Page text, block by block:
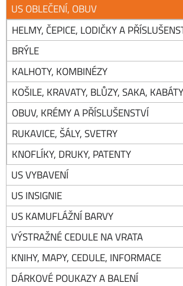
US OBLEČENÍ, OBUV
HELMY, ČEPICE, LODIČKY A
BRÝLE
KALHOTY, KOMBINÉZY
KOŠILE, KRAVATY, BLŮZY, SAKA,
OBUV, KRÉMY A PŘÍSLUŠENSTVÍ
RUKAVICE, ŠÁLY, SVETRY
KNOFLÍKY, DRUKY, PATENTY
US VYBAVENÍ
US INSIGNIE
US KAMUFLÁŽNÍ BARVY
VÝSTRAŽNÉ CEDULE NA VRATA
KNIHY, MAPY, CEDULE, INFORMACE
DÁRKOVÉ POUKAZY A BALENÍ